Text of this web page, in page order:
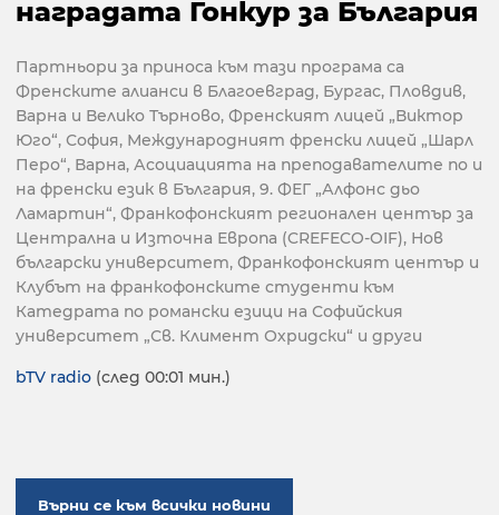
наградата Гонкур за България
Партньори за приноса към тази програма са
Френските алианси в Благоевград, Бургас, Пловдив,
Варна и Велико Търново, Френският лицей „Виктор
Юго“, София, Международният френски лицей „Шарл
Перо“, Варна, Асоциацията на преподавателите по и
на френски език в България, 9. ФЕГ „Алфонс дьо
Ламартин“, Франкофонският регионален център за
Централна и Източна Европа (CREFECO-OIF), Нов
български университет, Франкофонският център и
Клубът на франкофонските студенти към
Катедрата по романски езици на Софийския
университет „Св. Климент Охридски“ и други
bTV radio (след 00:01 мин.)
Върни се към всички новини